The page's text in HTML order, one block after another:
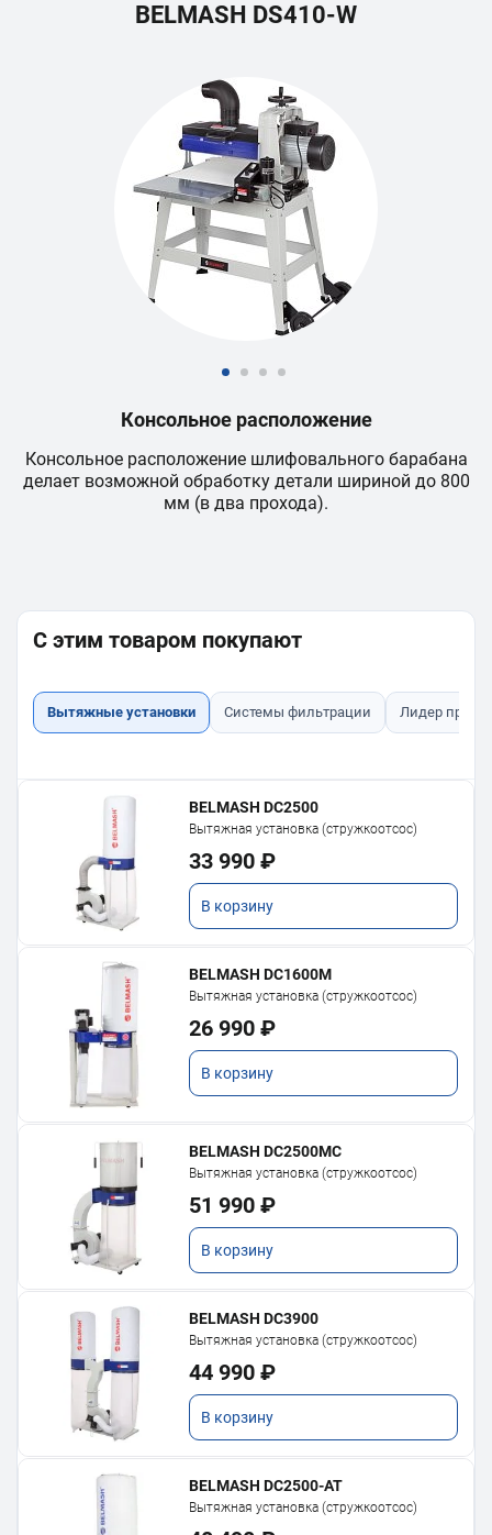
BELMASH DS410-W
Консольное расположение
Консольное расположение шлифовального барабана
делает возможной обработку детали шириной до 800
мм (в два прохода).
С этим товаром покупают
Вытяжные установки Системы фильтрации Лидер
BELMASH DC2500
Вытяжная установка (стружкоотсос)
33 990 ₽
В корзину
BELMASH DC1600M
Вытяжная установка (стружкоотсос)
26 990 ₽
В корзину
BELMASH DC2500MC
Вытяжная установка (стружкоотсос)
51 990 ₽
В корзину
BELMASH DC3900
Вытяжная установка (стружкоотсос)
44 990 ₽
В корзину
BELMASH DC2500-AT
Вытяжная установка (стружкоотсос)